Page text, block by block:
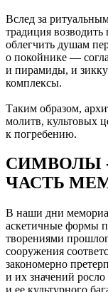
Вслед за
традиция
облегчить душам
о покойнике —
и пирамиды, и
комплексы.
Таким образом,
молитв, культовых
к погребению.
СИМВОЛЫ
ЧАСТЬ
В наши дни
аскетичные формы
творениями
сооружения
закономерно
и их значений